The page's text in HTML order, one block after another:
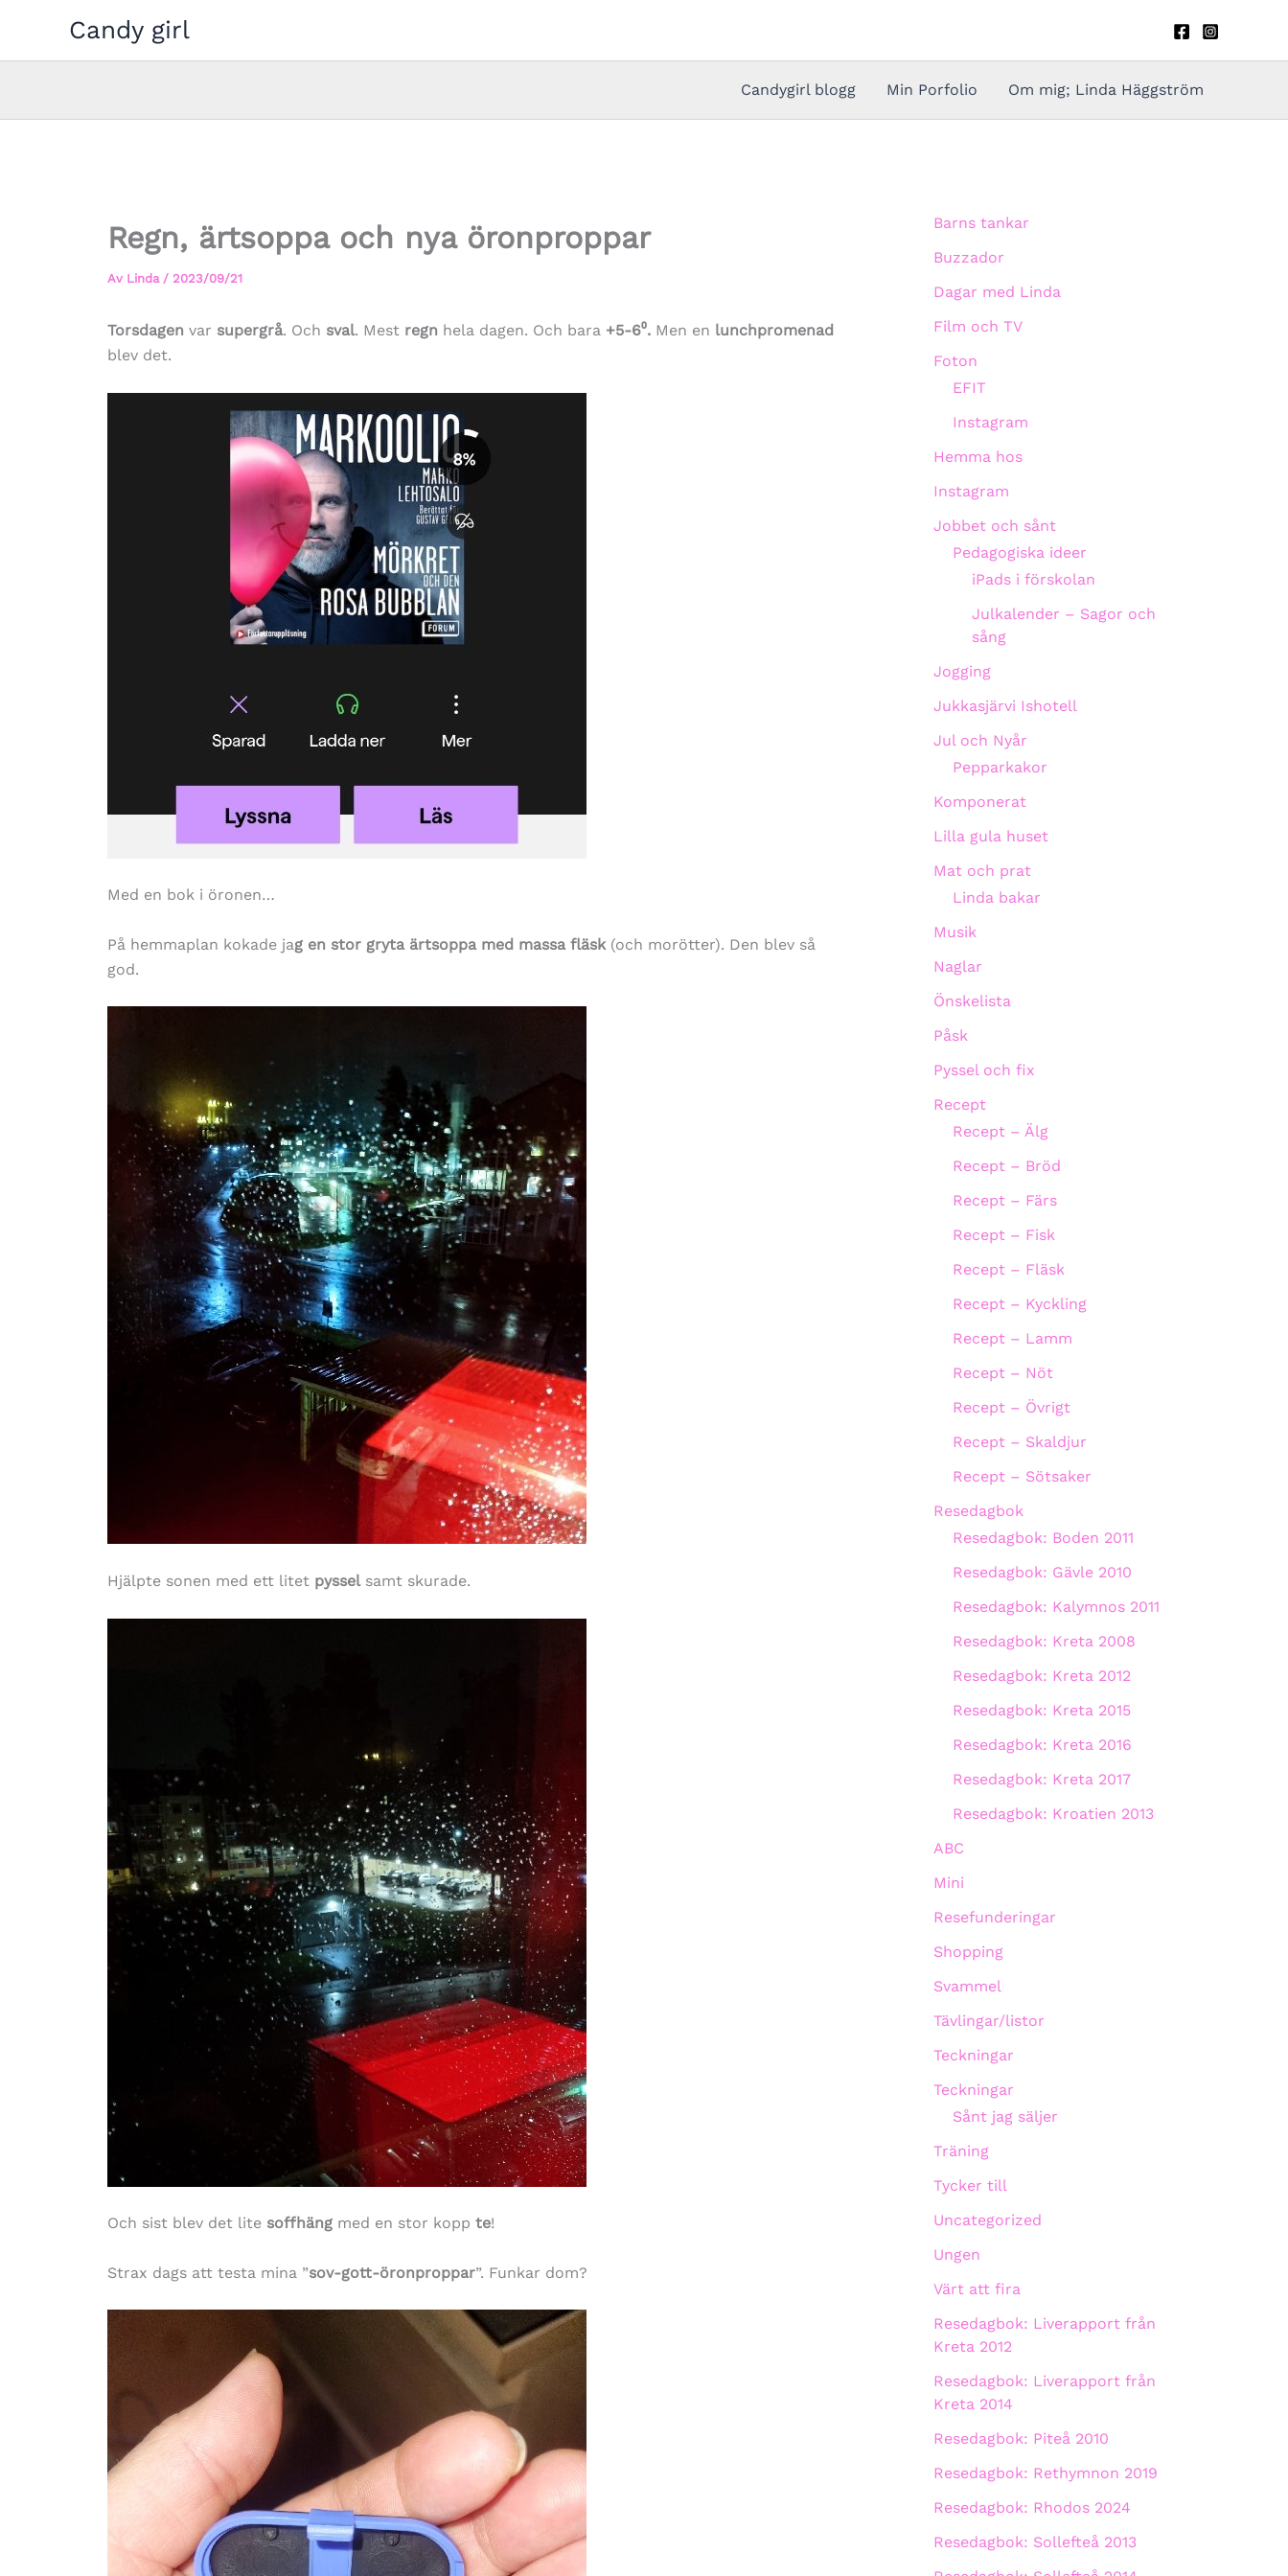
innehåll
Candy girl
Candygirl blogg Min Porfolio Om mig; Linda Häggström
Regn, ärtsoppa och nya öronproppar
Av Linda / 2023/09/21
Torsdagen var supergrå. Och sval. Mest regn hela dagen. Och bara +5-6⁰. Men en lunchpromenad
blev det.
Med en bok i öronen…
På hemmaplan kokade jag en stor gryta ärtsoppa med massa fläsk(och morötter). Den blev så
god.
Hjälpte sonen med ett litet pysselsamt skurade.
Och sist blev det lite soffhäng med en stor kopp te!
Strax dags att testa mina ”sov-gott-öronproppar”. Funkar dom?
Barns tankar
Buzzador
Dagar med Linda
Film och TV
Foton
EFIT
Instagram
Hemma hos
Instagram
Jobbet och sånt
Pedagogiska ideer
iPads i förskolan
Julkalender – Sagor och
sång
Jogging
Jukkasjärvi Ishotell
Jul och Nyår
Pepparkakor
Komponerat
Lilla gula huset
Mat och prat
Linda bakar
Musik
Naglar
Önskelista
Påsk
Pyssel och fix
Recept
Recept – Älg
Recept – Bröd
Recept – Färs
Recept – Fisk
Recept – Fläsk
Recept – Kyckling
Recept – Lamm
Recept – Nöt
Recept – Övrigt
Recept – Skaldjur
Recept – Sötsaker
Resedagbok
Resedagbok: Boden 2011
Resedagbok: Gävle 2010
Resedagbok: Kalymnos 2011
Resedagbok: Kreta 2008
Resedagbok: Kreta 2012
Resedagbok: Kreta 2015
Resedagbok: Kreta 2016
Resedagbok: Kreta 2017
Resedagbok: Kroatien 2013
ABC
Mini
Resefunderingar
Shopping
Svammel
Tävlingar/listor
Teckningar
Teckningar
Sånt jag säljer
Träning
Tycker till
Uncategorized
Ungen
Värt att fira
Resedagbok: Liverapport från
Kreta 2012
Resedagbok: Liverapport från
Kreta 2014
Resedagbok: Piteå 2010
Resedagbok: Rethymnon 2019
Resedagbok: Rhodos 2024
Resedagbok: Sollefteå 2013